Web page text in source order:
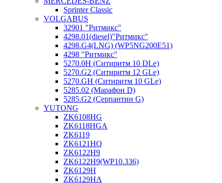
Sprinter Classic
VOLGABUS
32901 "Ритмикc"
4298.01(diesel)"Ритмикс"
4298.G4(LNG) (WP5NG200E51)
4298 "Ритмикс"
5270.0H (Ситиритм 10 DLe)
5270.G2 (Ситиритм 12 GLe)
5270.GH (Ситиритм 10 GLe)
5285.02 (Марафон D)
5285.G2 (Серпантин G)
YUTONG
ZK6108HG
ZK6118HGA
ZK6119
ZK6121HQ
ZK6122H9
ZK6122H9(WP10.336)
ZK6129H
ZK6129HA